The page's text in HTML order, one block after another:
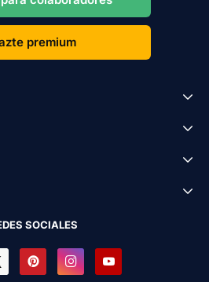
premium
SOCIALES